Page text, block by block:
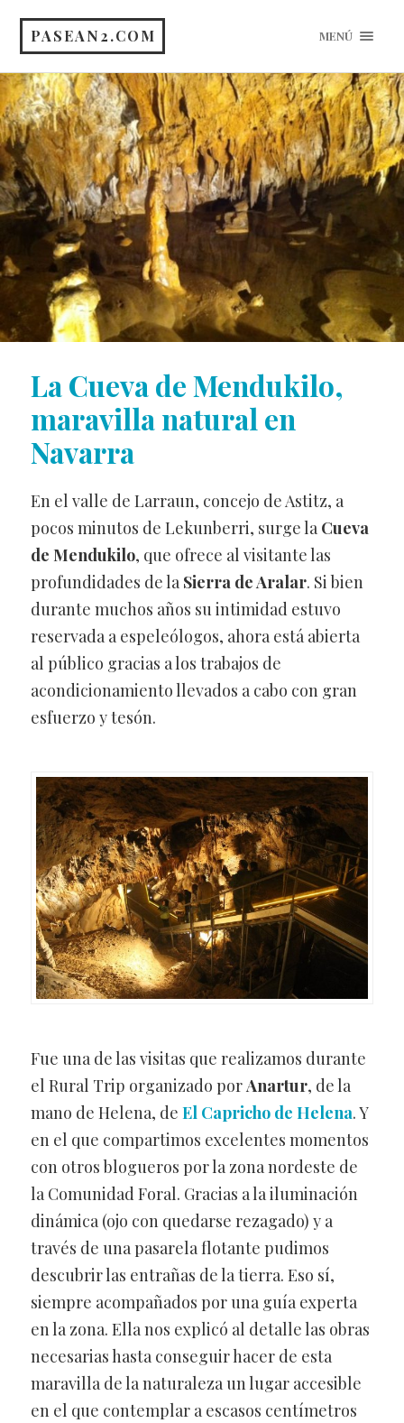
PASEAN2.COM MENÚ
La Cueva de Mendukilo,
maravilla natural en
Navarra
En el valle de Larraun, concejo de Astitz, a
pocos minutos de Lekunberri, surge la Cueva
de Mendukilo, que ofrece al visitante las
profundidades de la Sierra de Aralar. Si bien
durante muchos años su intimidad estuvo
reservada a espeleólogos, ahora está abierta
al público gracias a los trabajos de
acondicionamiento llevados a cabo con gran
esfuerzo y tesón.
Fue una de las visitas que realizamos durante
el Rural Trip organizado porAnartur, de la
mano de Helena, de El Capricho de Helena. Y
en el que compartimos excelentes momentos
con otros blogueros por la zona nordeste de
la Comunidad Foral. Gracias a la iluminación
dinámica (ojo con quedarse rezagado) y a
través de una pasarela flotante pudimos
descubrir las entrañas de la tierra. Eso sí,
siempre acompañados por una guía experta
en la zona. Ella nos explicó al detalle las obras
necesarias hasta conseguir hacer de esta
maravilla de la naturaleza un lugar accesible
en el que contemplar a escasos centímetros